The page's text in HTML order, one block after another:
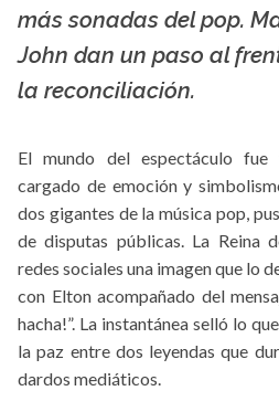
más sonadas del pop.
John dan un paso al
la reconciliación.
El mundo del espectáculo
cargado de emoción y
dos gigantes de la música pop,
de disputas públicas. La Reina
redes sociales una imagen que lo
con Elton acompañado del
hacha!”. La instantánea selló lo
la paz entre dos leyendas que
dardos mediáticos.